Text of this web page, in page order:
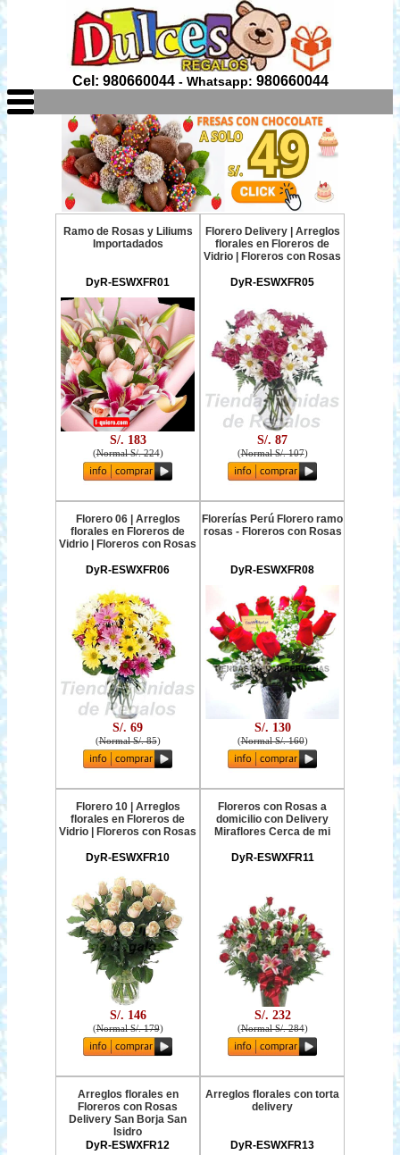
Cel: 980660044- Whatsapp: 980660044
Ramo de Rosas y Liliums
Importadados
DyR-ESWXFR01
S/. 183
(Normal S/. 224)
Florero Delivery | Arreglos
florales en Floreros de
Vidrio | Floreros con Rosas
DyR-ESWXFR05
S/. 87
(Normal S/. 107)
Florero 06 | Arreglos
florales en Floreros de
Vidrio | Floreros con Rosas
DyR-ESWXFR06
S/. 69
(Normal S/. 85)
Florerías Perú Florero ramo
rosas - Floreros con Rosas
DyR-ESWXFR08
S/. 130
(Normal S/. 160)
Florero 10 | Arreglos
florales en Floreros de
Vidrio | Floreros con Rosas
DyR-ESWXFR10
S/. 146
(Normal S/. 179)
Floreros con Rosas a
domicilio con Delivery
Miraflores Cerca de mi
DyR-ESWXFR11
S/. 232
(Normal S/. 284)
Arreglos florales en
Floreros con Rosas
Delivery San Borja San
Isidro
DyR-ESWXFR12
Arreglos florales con torta
delivery
DyR-ESWXFR13